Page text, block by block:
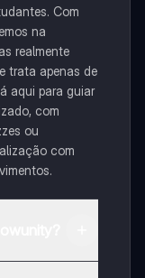
Com
na
realmente
trata apenas de
aqui para guiar
com
ou
com